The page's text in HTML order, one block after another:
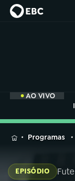
AO VIVO
MENU
na
Rádio
Programas
EPISÓDIO